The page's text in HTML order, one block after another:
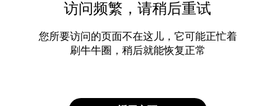
访问频繁，请稍后重试
您所要访问的页面不在这儿，它可能正忙着
刷牛牛圈，稍后就能恢复正常